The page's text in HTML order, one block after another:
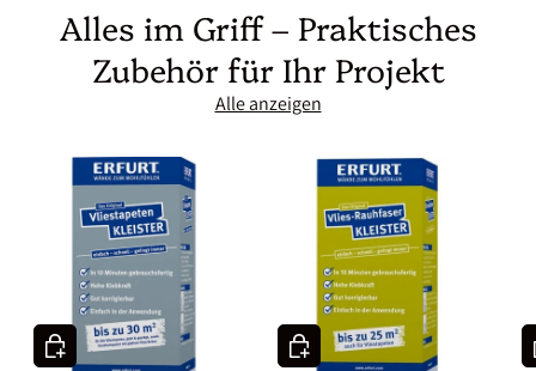
Alles im Griff – Praktisches
Zubehör für Ihr Projekt
Alle anzeigen
In den Warenkorb In den Warenkorb